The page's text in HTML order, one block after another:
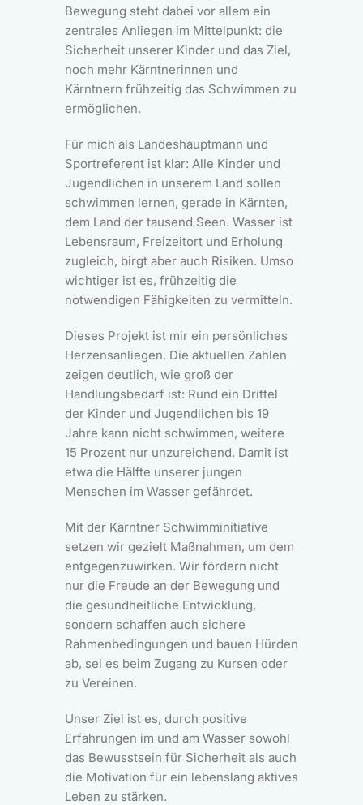
Bewegung steht dabei vor allem ein
zentrales Anliegen im Mittelpunkt: die
Sicherheit unserer Kinder und das Ziel,
noch mehr Kärntnerinnen und
Kärntnern frühzeitig das Schwimmen zu
ermöglichen.
Für mich als Landeshauptmann und
Sportreferent ist klar: Alle Kinder und
Jugendlichen in unserem Land sollen
schwimmen lernen, gerade in Kärnten,
dem Land der tausend Seen. Wasser ist
Lebensraum, Freizeitort und Erholung
zugleich, birgt aber auch Risiken. Umso
wichtiger ist es, frühzeitig die
notwendigen Fähigkeiten zu vermitteln.
Dieses Projekt ist mir ein persönliches
Herzensanliegen. Die aktuellen Zahlen
zeigen deutlich, wie groß der
Handlungsbedarf ist: Rund ein Drittel
der Kinder und Jugendlichen bis 19
Jahre kann nicht schwimmen, weitere
15 Prozent nur unzureichend. Damit ist
etwa die Hälfte unserer jungen
Menschen im Wasser gefährdet.
Mit der Kärntner Schwimminitiative
setzen wir gezielt Maßnahmen, um dem
entgegenzuwirken. Wir fördern nicht
nur die Freude an der Bewegung und
die gesundheitliche Entwicklung,
sondern schaffen auch sichere
Rahmenbedingungen und bauen Hürden
ab, sei es beim Zugang zu Kursen oder
zu Vereinen.
Unser Ziel ist es, durch positive
Erfahrungen im und am Wasser sowohl
das Bewusstsein für Sicherheit als auch
die Motivation für ein lebenslang aktives
Leben zu stärken.